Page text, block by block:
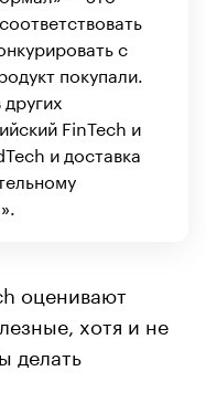
с
покупали.
FinTech и
и доставка
оценивают
хотя и не
делать